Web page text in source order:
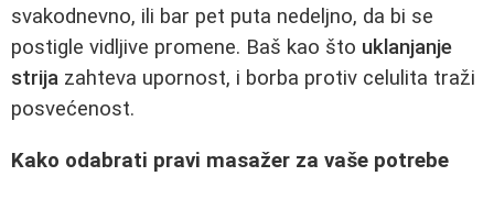
svakodnevno, ili bar pet puta nedeljno, da bi se
postigle vidljive promene. Baš kao što uklanjanje
strija zahteva upornost, i borba protiv celulita traži
posvećenost.
Kako odabrati pravi masažer za vaše potrebe